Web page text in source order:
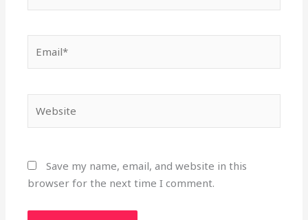
Save my name, email, and website in this
browser for the next time I comment.